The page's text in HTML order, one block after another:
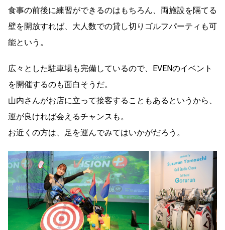
食事の前後に練習ができるのはもちろん、両施設を隔てる
壁を開放すれば、大人数での貸し切りゴルフパーティも可
能という。
広々とした駐車場も完備しているので、EVENのイベント
を開催するのも面白そうだ。
山内さんがお店に立って接客することもあるというから、
運が良ければ会えるチャンスも。
お近くの方は、足を運んでみてはいかがだろう。